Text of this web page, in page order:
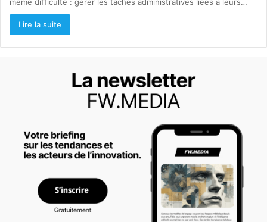
même difficulté : gérer les tâches administratives liées à leurs…
Lire la suite